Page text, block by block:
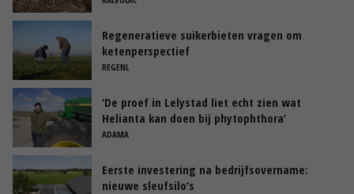
Regeneratieve suikerbieten vragen om
ketenperspectief
REGENL
‘De proef in Lelystad liet echt zien wat
Helianta kan doen bij phytophthora’
ADAMA
Eerste investering na bedrijfsovername:
nieuwe sleufsilo’s